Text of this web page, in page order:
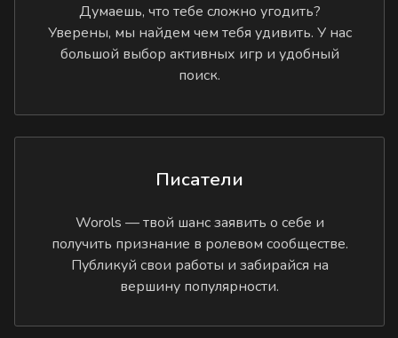
Думаешь, что тебе сложно угодить?
Уверены, мы найдем чем тебя удивить. У нас
большой выбор активных игр и удобный
поиск.
Писатели
Worols — твой шанс заявить о себе и
получить признание в ролевом сообществе.
Публикуй свои работы и забирайся на
вершину популярности.